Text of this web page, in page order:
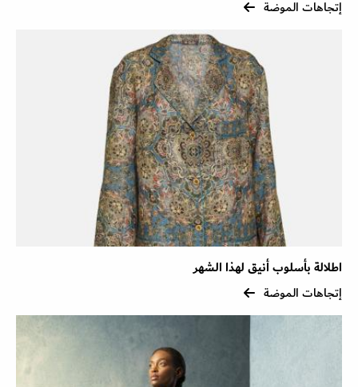
إتجاهات الموضة
اطلالة بأسلوب أنيق لهذا الشهر
إتجاهات الموضة